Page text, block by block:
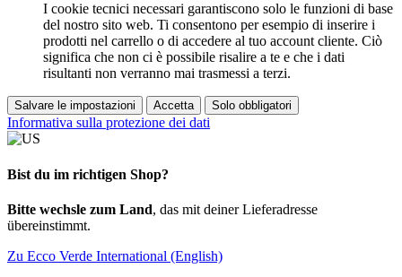
I cookie tecnici necessari garantiscono solo le funzioni di base
del nostro sito web. Ti consentono per esempio di inserire i
prodotti nel carrello o di accedere al tuo account cliente. Ciò
significa che non ci è possibile risalire a te e che i dati
risultanti non verranno mai trasmessi a terzi.
Salvare le impostazioni Accetta Solo obbligatori
Informativa sulla protezione dei dati
Bist du im richtigen Shop?
Bitte wechsle zum Land, das mit deiner Lieferadresse
übereinstimmt.
Zu Ecco Verde International (English)